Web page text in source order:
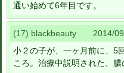
通い始めて6年目です。
(17) blackbeauty 2014/
小２の子が、一ヶ月前に、5
ころ。治療中説明された、